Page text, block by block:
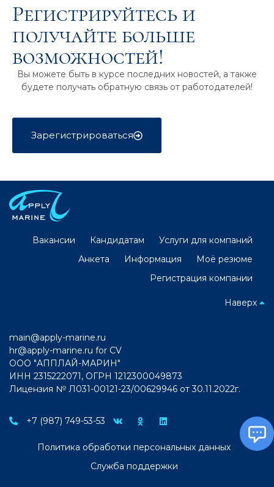
Регистрируйтесь и
получайте больше
возможностей!
Вы можете быть в курсе последних новостей, а также
будете получать обратную связь от работодателей!
Зарегистрироваться
Вакансии Кандидатам
Услуги для компаний
Анкета
Информация
Моё резюме
Регистрация компании
Наверх
main@apply-marine.ru
hr@apply-marine.ru for CV
ООО "АППЛАЙ-МАРИН"
ИНН 2315222071, ОГРН 1212300049873
Лицензия № Л031-00121-23/00629946 от 30.11.2022г.
+7 (987) 749-53-53
Политика обработки персональных данных
Служба поддержки